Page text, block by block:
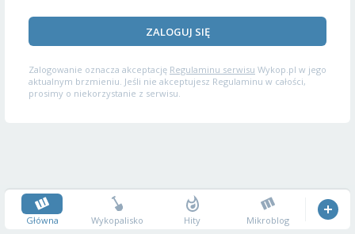
ZALOGUJ SIĘ
Zalogowanie oznacza akceptację Regulaminu serwisu Wykop.pl w jego
aktualnym brzmieniu. Jeśli nie akceptujesz Regulaminu w całości,
prosimy o niekorzystanie z serwisu.
Główna Wykopalisko Hity Mikroblog